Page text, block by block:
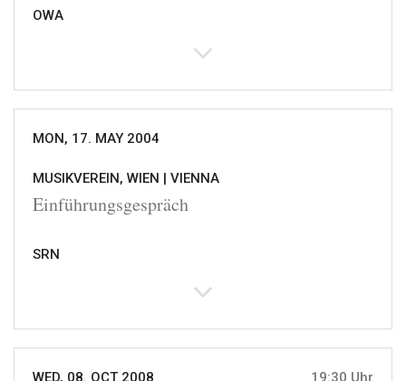
OWA
MON, 17. MAY 2004
MUSIKVEREIN, WIEN | VIENNA
Einführungsgespräch
SRN
WED, 08. OCT 2008 19:30 Uhr